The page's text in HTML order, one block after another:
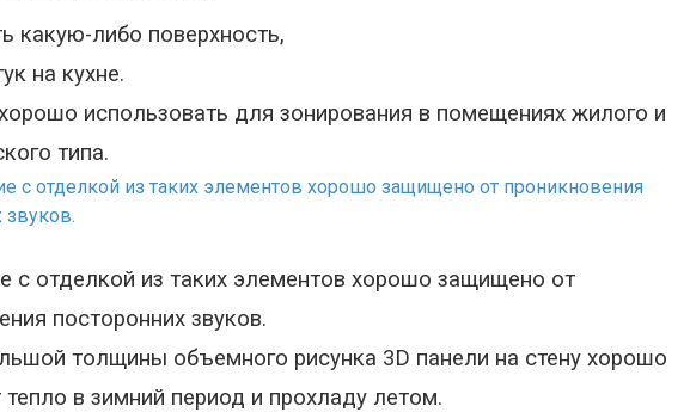
какую-либо поверхность,
на кухне.
использовать для зонирования в помещениях жилого и
типа.
с отделкой из таких элементов хорошо защищено от
посторонних звуков.
толщины объемного рисунка 3D панели на стену хорошо
в зимний период и прохладу летом.